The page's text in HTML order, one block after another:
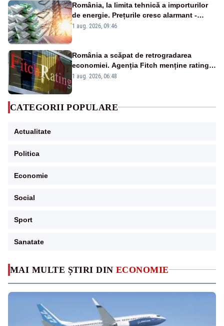
MAI MULTE ȘTIRI DIN ECONOMIE
România, la limita tehnică a importurilor
de energie. Prețurile cresc alarmant -
Analiză Realitatea Plus
1 aug. 2026, 09:46
România a scăpat de retrogradarea
economiei. Agenția Fitch menține ratingul
„BBB-” cu perspectivă negativă
1 aug. 2026, 06:48
CATEGORII POPULARE
Actualitate
Politica
Economie
Social
Sport
Sanatate